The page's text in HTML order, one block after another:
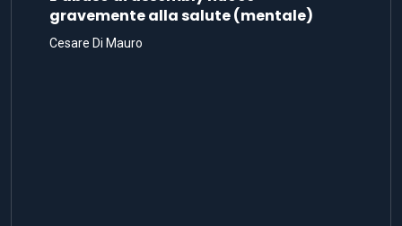
gravemente alla salute (mentale)
Cesare Di Mauro